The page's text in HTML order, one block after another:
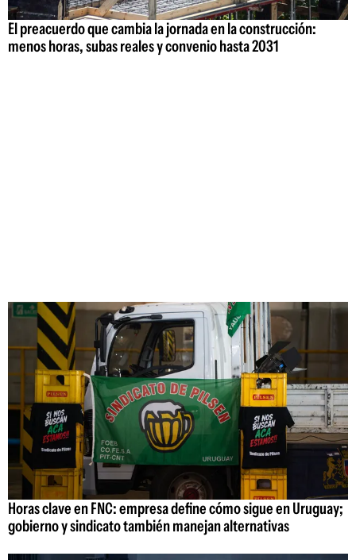
El preacuerdo que cambia la jornada en la construcción:
menos horas, subas reales y convenio hasta 2031
Horas clave en FNC: empresa define cómo sigue en Uruguay;
gobierno y sindicato también manejan alternativas